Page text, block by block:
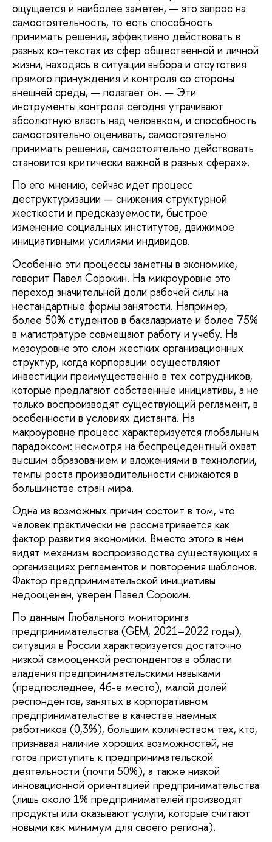
ощущается и наиболее заметен, — это запрос на
самостоятельность, то есть способность
принимать решения, эффективно действовать в
разных контекстах из сфер общественной и личной
жизни, находясь в ситуации выбора и отсутствия
прямого принуждения и контроля со стороны
внешней среды, — полагает он. — Эти
инструменты контроля сегодня утрачивают
абсолютную власть над человеком, и способность
самостоятельно оценивать, самостоятельно
принимать решения, самостоятельно действовать
становится критически важной в разных сферах».
По его мнению, сейчас идет процесс
деструктуризации — снижения структурной
жесткости и предсказуемости, быстрое
изменение социальных институтов, движимое
инициативными усилиями индивидов.
Особенно эти процессы заметны в экономике,
говорит Павел Сорокин. На микроуровне это
переход значительной доли рабочей силы на
нестандартные формы занятости. Например,
более 50% студентов в бакалавриате и более 75%
в магистратуре совмещают работу и учебу. На
мезоуровне это слом жестких организационных
структур, когда корпорации осуществляют
инвестиции преимущественно в тех сотрудников,
которые предлагают собственные инициативы, а не
только воспроизводят существующий регламент, в
особенности в условиях дистанта. На
макроуровне процесс характеризуется глобальным
парадоксом: несмотря на беспрецедентный охват
высшим образованием и вложениями в технологии,
темпы роста производительности снижаются в
большинстве стран мира.
Одна из возможных причин состоит в том, что
человек практически не рассматривается как
фактор развития экономики. Вместо этого в нем
видят механизм воспроизводства существующих в
организациях регламентов и повторения шаблонов.
Фактор предпринимательской инициативы
недооценен, уверен Павел Сорокин.
По данным Глобального мониторинга
предпринимательства (GEM, 2021–2022 годы),
ситуация в России характеризуется достаточно
низкой самооценкой респондентов в области
владения предпринимательскими навыками
(предпоследнее, 46-е место), малой долей
респондентов, занятых в корпоративном
предпринимательстве в качестве наемных
работников (0,3%), большим количеством тех, кто,
признавая наличие хороших возможностей, не
готов приступить к предпринимательской
деятельности (почти 50%), а также низкой
инновационной ориентацией предпринимательства
(лишь около 1% предпринимателей производят
продукты или оказывают услуги, которые считают
новыми как минимум для своего региона).